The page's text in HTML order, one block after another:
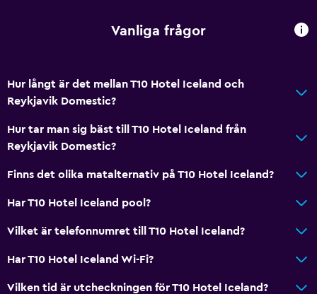
Vanliga frågor
Hur långt är det mellan T10 Hotel Iceland och
Reykjavik Domestic?
Hur tar man sig bäst till T10 Hotel Iceland från
Reykjavik Domestic?
Finns det olika matalternativ på T10 Hotel Iceland?
Har T10 Hotel Iceland pool?
Vilket är telefonnumret till T10 Hotel Iceland?
Har T10 Hotel Iceland Wi-Fi?
Vilken tid är utcheckningen för T10 Hotel Iceland?